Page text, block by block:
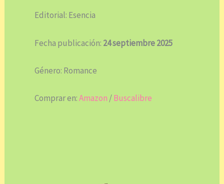
Editorial: Esencia
Fecha publicación: 24 septiembre 2025
Género: Romance
Comprar en:Amazon /Buscalibre